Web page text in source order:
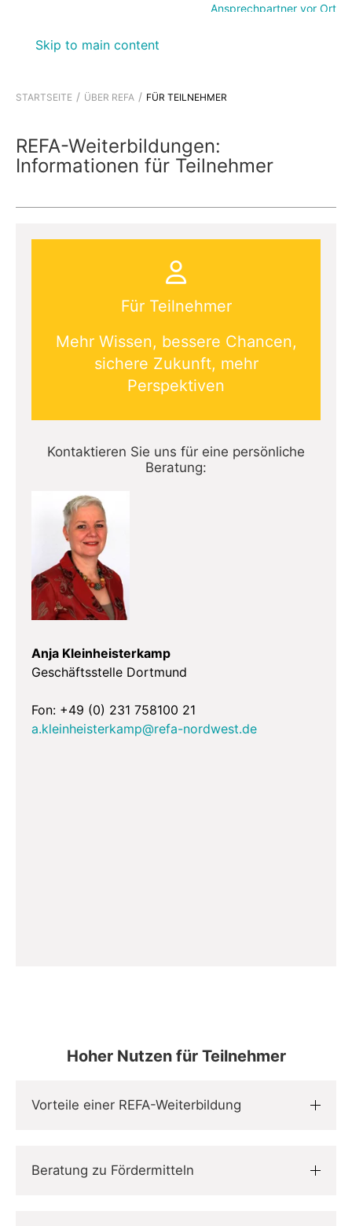
Skip to main content
Ansprechpartner vor Ort
STARTSEITE ÜBER REFA FÜR TEILNEHMER
REFA-Weiterbildungen:
Informationen für Teilnehmer
Für Teilnehmer
Mehr Wissen, bessere Chancen,
sichere Zukunft, mehr
Perspektiven
Kontaktieren Sie uns für eine persönliche
Beratung:
Anja Kleinheisterkamp
Geschäftsstelle Dortmund
Fon: +49 (0) 231 758100 21
a.kleinheisterkamp@refa-nordwest.de
Hoher Nutzen für Teilnehmer
Vorteile einer REFA-Weiterbildung
Beratung zu Fördermitteln